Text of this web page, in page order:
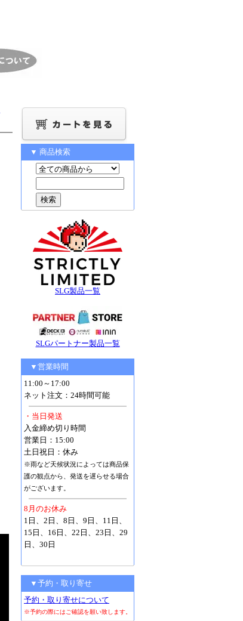
▼ 商品検索
SLG製品一覧
SLGパートナー製品一覧
▼営業時間
11:00～17:00
ネット注文：24時間可能
・当日発送
入金締め切り時間
営業日：15:00
土日祝日：休み
※雨など天候状況によっては商品保
護の観点から、発送を遅らせる場合
がございます。
8月のお休み
1日、2日、8日、9日、11日、
15日、16日、22日、23日、29
日、30日
▼予約・取り寄せ
予約・取り寄せについて
※予約の際にはご確認を願い致します。